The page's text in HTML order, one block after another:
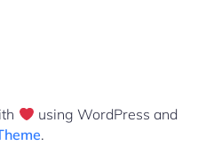
using WordPress and
.